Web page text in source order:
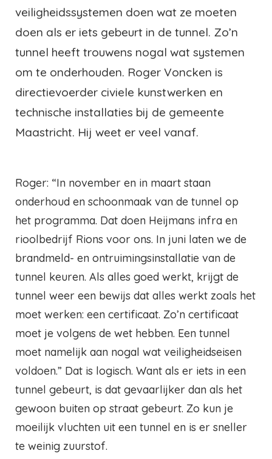
veiligheidssystemen doen wat ze moeten
doen als er iets gebeurt in de tunnel. Zo’n
tunnel heeft trouwens nogal wat systemen
om te onderhouden. Roger Voncken is
directievoerder civiele kunstwerken en
technische installaties bij de gemeente
Maastricht. Hij weet er veel vanaf.
Roger: “In november en in maart staan
onderhoud en schoonmaak van de tunnel op
het programma. Dat doen Heijmans infra en
rioolbedrijf Rions voor ons. In juni laten we de
brandmeld- en ontruimingsinstallatie van de
tunnel keuren. Als alles goed werkt, krijgt de
tunnel weer een bewijs dat alles werkt zoals het
moet werken: een certificaat. Zo’n certificaat
moet je volgens de wet hebben. Een tunnel
moet namelijk aan nogal wat veiligheidseisen
voldoen.” Dat is logisch. Want als er iets in een
tunnel gebeurt, is dat gevaarlijker dan als het
gewoon buiten op straat gebeurt. Zo kun je
moeilijk vluchten uit een tunnel en is er sneller
te weinig zuurstof.